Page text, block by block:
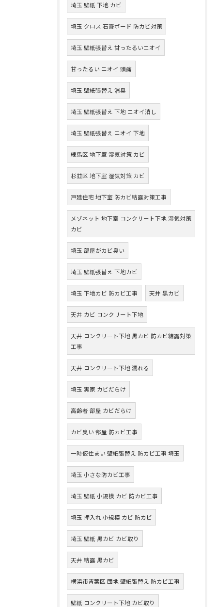
埼玉 壁紙 下地 カビ
埼玉 クロス 石膏ボード 防カビ対策
埼玉 壁紙張替え 甘ったるいニオイ
甘ったるい ニオイ 頭痛
埼玉 壁紙張替え 消臭
埼玉 壁紙張替え 下地 ニオイ消し
埼玉 壁紙張替え ニオイ 下地
練馬区 地下室 湿気対策 カビ
杉並区 地下室 湿気対策 カビ
戸建住宅 地下室 防カビ結露対策工事
メゾネット 地下室 コンクリート下地 湿気対策
カビ
埼玉 部屋がカビ臭い
埼玉 壁紙張替え 下地カビ
埼玉 下地カビ 防カビ工事 天井 黒カビ
天井 カビ コンクリート下地
天井 コンクリート下地 黒カビ 防カビ結露対策
工事
天井 コンクリート下地 濡れる
埼玉 実家 カビだらけ
高齢者 部屋 カビだらけ
カビ臭い 部屋 防カビ工事
一時仮住まい 壁紙張替え 防カビ工事 埼玉
埼玉 小さな防カビ工事
埼玉 壁紙 小規模 カビ 防カビ工事
埼玉 押入れ 小規模 カビ 防カビ
埼玉 壁紙 黒カビ カビ取り
天井 結露 黒カビ
横浜市青葉区 団地 壁紙張替え 防カビ工事
壁紙 コンクリート下地 カビ取り